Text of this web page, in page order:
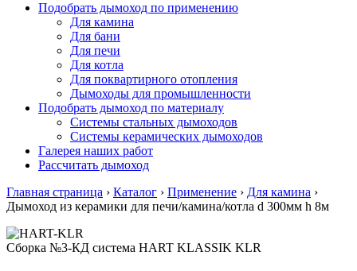
Подобрать дымоход по применению
Для камина
Для бани
Для печи
Для котла
Для поквартирного отопления
Дымоходы для промышленности
Подобрать дымоход по материалу
Системы стальных дымоходов
Системы керамических дымоходов
Галерея наших работ
Рассчитать дымоход
Главная страница › Каталог › Применение › Для камина ›
Дымоход из керамики для печи/камина/котла d 300мм h 8м
Сборка №3-КД система HART KLASSIK KLR